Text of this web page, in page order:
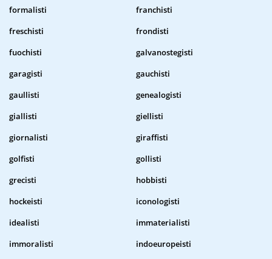
formalisti
franchisti
freschisti
frondisti
fuochisti
galvanostegisti
garagisti
gauchisti
gaullisti
genealogisti
giallisti
giellisti
giornalisti
giraffisti
golfisti
gollisti
grecisti
hobbisti
hockeisti
iconologisti
idealisti
immaterialisti
immoralisti
indoeuropeisti